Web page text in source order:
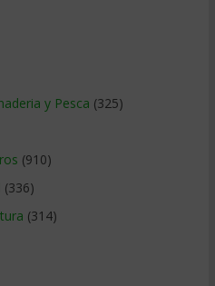
y Pesca (325)
(910)
(336)
(314)